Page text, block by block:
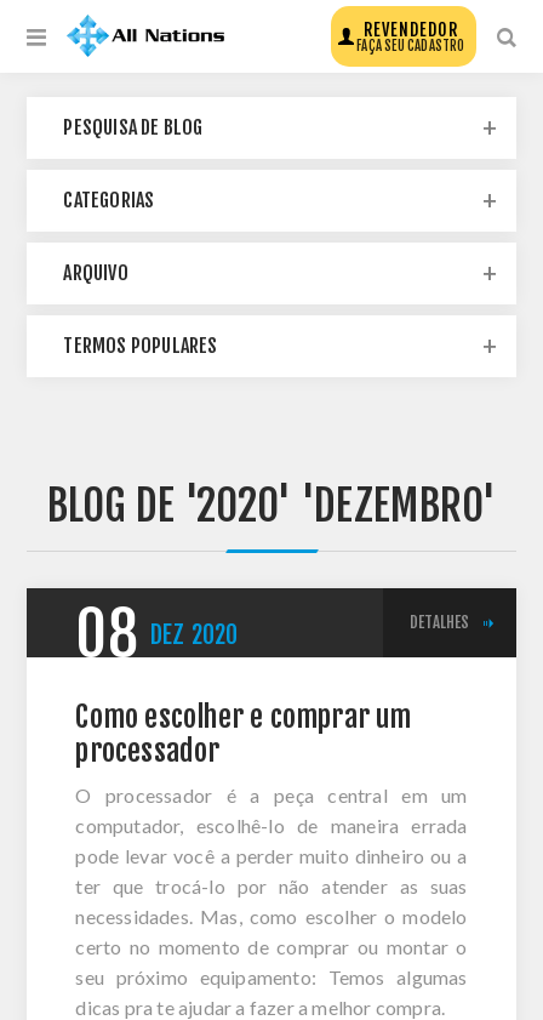
REVENDEDOR
FAÇA SEU CADASTRO
BLOG DE '2020' 'DEZEMBRO'
08 DEZ 2020 DETALHES
Como escolher e comprar um
processador
O processador é a peça central em um
computador, escolhê-lo de maneira errada
pode levar você a perder muito dinheiro ou a
ter que trocá-lo por não atender as suas
necessidades. Mas, como escolher o modelo
certo no momento de comprar ou montar o
seu próximo equipamento: Temos algumas
dicas pra te ajudar a fazer a melhor compra.
PESQUISA DE BLOG
CATEGORIAS
ARQUIVO
TERMOS POPULARES